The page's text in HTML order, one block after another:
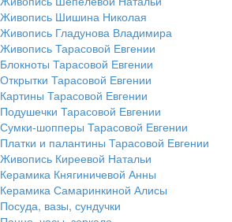
Живопись Шишина Николая
Живопись Гладунова Владимира
Живопись Тарасовой Евгении
Блокноты Тарасовой Евгении
Открытки Тарасовой Евгении
Картины Тарасовой Евгении
Подушечки Тарасовой Евгении
Сумки-шопперы Тарасовой Евгении
Платки и палантины Тарасовой Евгении
Живопись Киреевой Натальи
Керамика Княгиничевой Анны
Керамика Самаринкиной Алисы
Посуда, вазы, сундучки